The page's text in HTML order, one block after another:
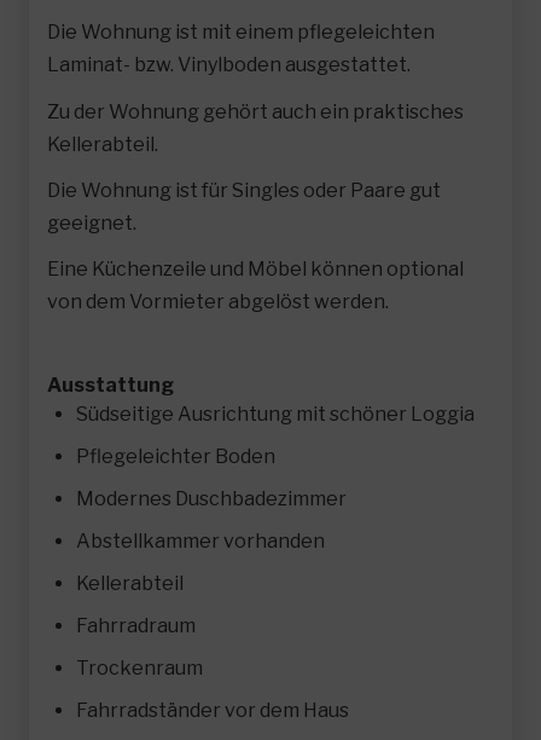
Die Wohnung ist mit einem pflegeleichten
Laminat- bzw. Vinylboden ausgestattet.
Zu der Wohnung gehört auch ein praktisches
Kellerabteil.
Die Wohnung ist für Singles oder Paare gut
geeignet.
Eine Küchenzeile und Möbel können optional
von dem Vormieter abgelöst werden.
Ausstattung
Südseitige Ausrichtung mit schöner Loggia
Pflegeleichter Boden
Modernes Duschbadezimmer
Abstellkammer vorhanden
Kellerabteil
Fahrradraum
Trockenraum
Fahrradständer vor dem Haus